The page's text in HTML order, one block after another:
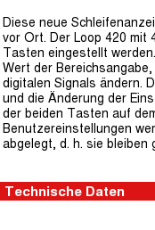
Diese neue
vor Ort. Der Loop 420 mit
Tasten eingestellt
Wert der
digitalen Signals ändern.
und die Änderung der
der beiden Tasten auf
Benutzereinstellungen
abgelegt, d. h. sie bleiben
Technische Daten